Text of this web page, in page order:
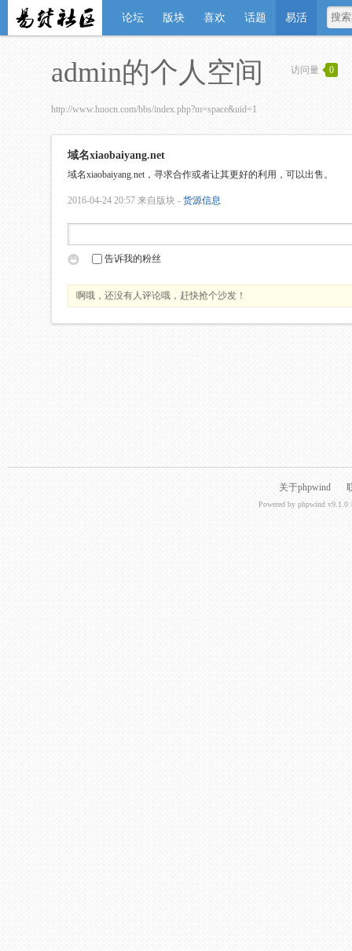
论坛 版块 喜欢 话题 易活
admin的个人空间 访问量 0
http://www.huocn.com/bbs/index.php?m=space&uid=1
域名xiaobaiyang.net
域名xiaobaiyang.net，寻求合作或者让其更好的利用，可以出售。
2016-04-24 20:57 来自版块 - 货源信息
告诉我的粉丝
啊哦，还没有人评论哦，赶快抢个沙发！
关于phpwind
Powered by phpwind v9.1.0